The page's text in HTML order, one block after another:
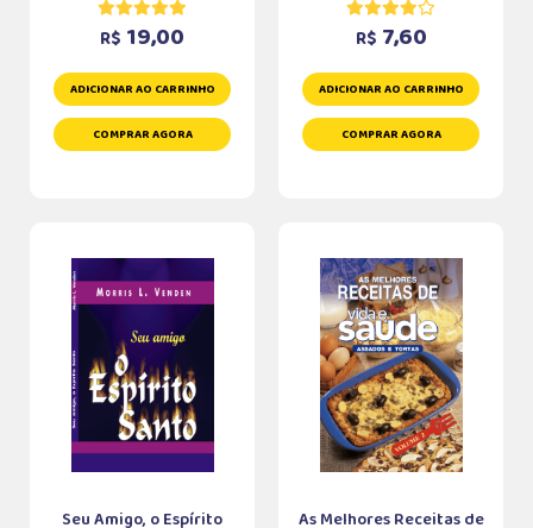
R$ 19,00
ADICIONAR AO CARRINHO
COMPRAR AGORA
R$ 7,60
ADICIONAR AO CARRINHO
COMPRAR AGORA
Seu Amigo, o Espírito
As Melhores Receitas de